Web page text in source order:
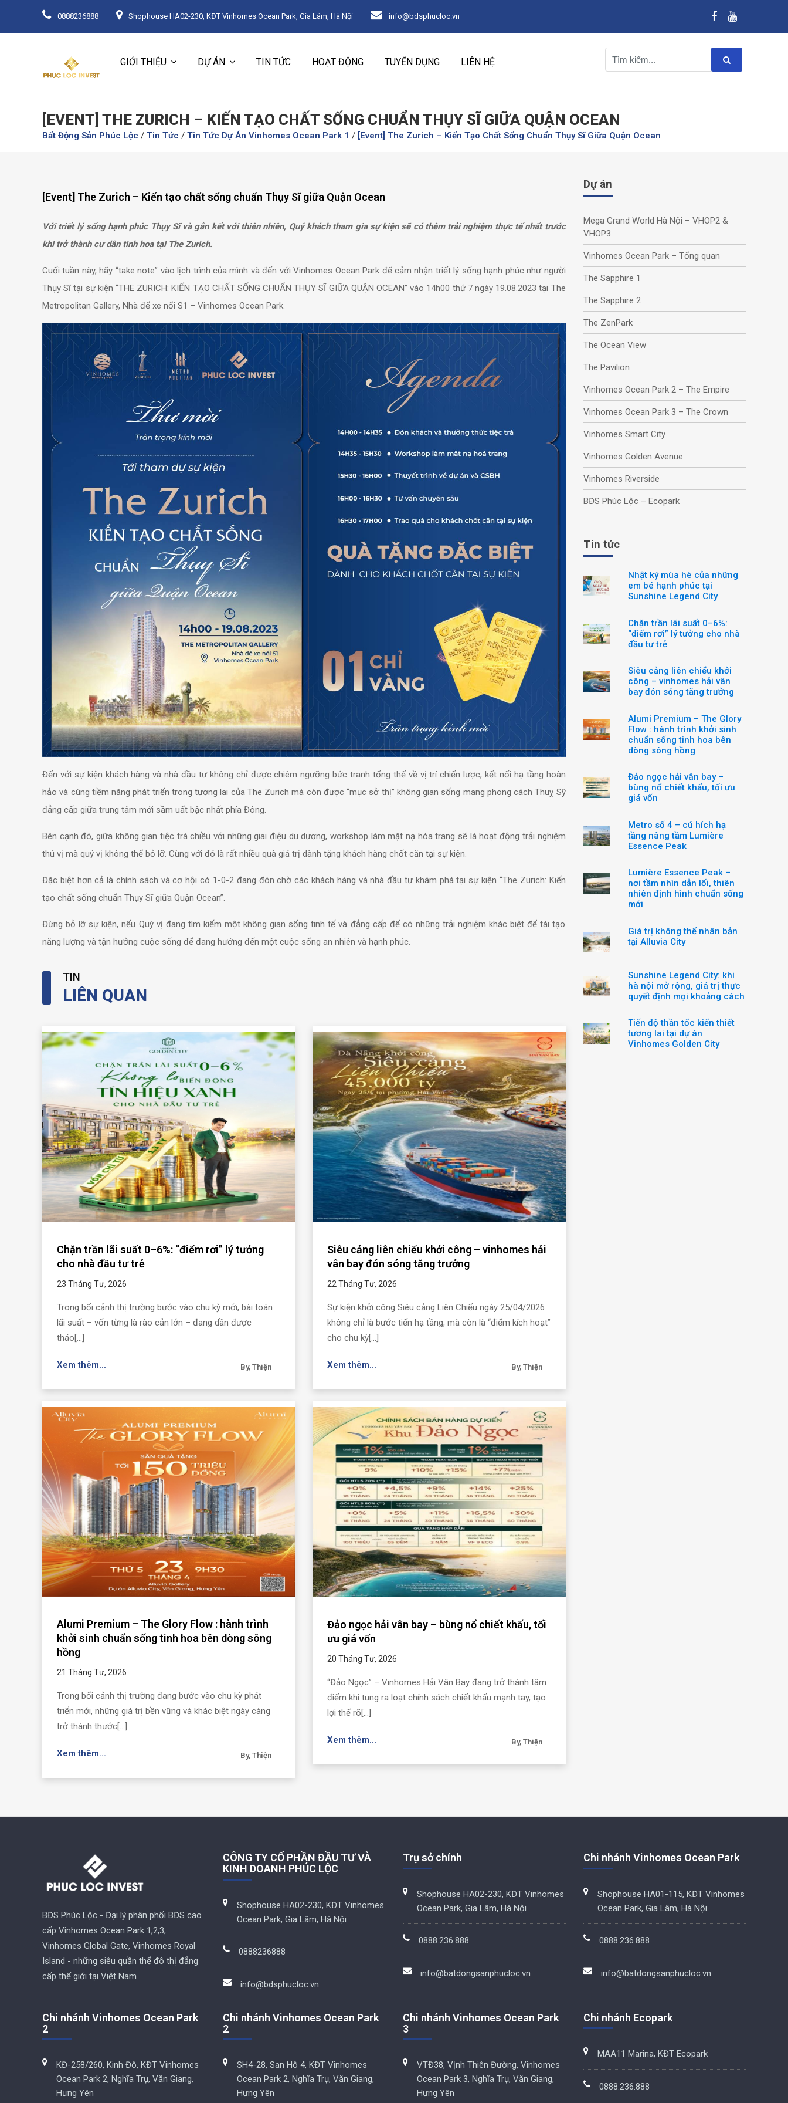
0888236888 Shophouse HA02-230, KĐT Vinhomes Ocean Park, Gia Lâm, Hà Nội info@bdsphucloc.vn
GIỚI THIỆU DỰ ÁN TIN TỨC HOẠT ĐỘNG TUYỂN DỤNG LIÊN HỆ
[EVENT] THE ZURICH – KIẾN TẠO CHẤT SỐNG CHUẨN THỤY SĨ GIỮA QUẬN OCEAN
Bất Động Sản Phúc Lộc / Tin Tức / Tin Tức Dự Án Vinhomes Ocean Park 1 / [Event] The Zurich – Kiến Tạo Chất Sống Chuẩn Thụy Sĩ Giữa Quận Ocean
[Event] The Zurich – Kiến tạo chất sống chuẩn Thụy Sĩ giữa Quận Ocean
Với triết lý sống hạnh phúc Thụy Sĩ và gắn kết với thiên nhiên, Quý khách tham gia sự kiện sẽ có thêm trải nghiệm thực tế nhất trước
khi trở thành cư dân tinh hoa tại The Zurich.
Cuối tuần này, hãy “take note” vào lịch trình của mình và đến với Vinhomes Ocean Park để cảm nhận triết lý sống hạnh phúc như người
Thụy Sĩ tại sự kiện “THE ZURICH: KIẾN TẠO CHẤT SỐNG CHUẨN THỤY SĨ GIỮA QUẬN OCEAN” vào 14h00 thứ 7 ngày 19.08.2023 tại The
Metropolitan Gallery, Nhà để xe nổi S1 – Vinhomes Ocean Park.
Đến với sự kiện khách hàng và nhà đầu tư không chỉ được chiêm ngưỡng bức tranh tổng thể về vị trí chiến lược, kết nối hạ tầng hoàn
hảo và cùng tiềm năng phát triển trong tương lai của The Zurich mà còn được “mục sở thị” không gian sống mang phong cách Thuỵ Sỹ
đẳng cấp giữa trung tâm mới sầm uất bậc nhất phía Đông.
️Bên cạnh đó, giữa không gian tiệc trà chiều với những giai điệu du dương, workshop làm mặt nạ hóa trang sẽ là hoạt động trải nghiệm
thú vị mà quý vị không thể bỏ lỡ. Cùng với đó là rất nhiều quà giá trị dành tặng khách hàng chốt căn tại sự kiện.
Đặc biệt hơn cả là chính sách và cơ hội có 1-0-2 đang đón chờ các khách hàng và nhà đầu tư khám phá tại sự kiện “The Zurich: Kiến
tạo chất sống chuẩn Thụy Sĩ giữa Quận Ocean”.
Đừng bỏ lỡ sự kiện, nếu Quý vị đang tìm kiếm một không gian sống tinh tế và đẳng cấp để có những trải nghiệm khác biệt để tái tạo
năng lượng và tận hưởng cuộc sống để đang hướng đến một cuộc sống an nhiên và hạnh phúc.
TIN
LIÊN QUAN
Chặn trần lãi suất 0–6%: “điểm rơi” lý tưởng
cho nhà đầu tư trẻ
23 Tháng Tư, 2026
Trong bối cảnh thị trường bước vào chu kỳ mới, bài toán
lãi suất – vốn từng là rào cản lớn – đang dần được
tháo[...]
Xem thêm... By, Thiện
Siêu cảng liên chiểu khởi công – vinhomes hải
vân bay đón sóng tăng trưởng
22 Tháng Tư, 2026
Sự kiện khởi công Siêu cảng Liên Chiểu ngày 25/04/2026
không chỉ là bước tiến hạ tầng, mà còn là “điểm kích hoạt”
cho chu kỳ[...]
Xem thêm... By, Thiện
Alumi Premium – The Glory Flow : hành trình
khởi sinh chuẩn sống tinh hoa bên dòng sông
hồng
21 Tháng Tư, 2026
Trong bối cảnh thị trường đang bước vào chu kỳ phát
triển mới, những giá trị bền vững và khác biệt ngày càng
trở thành thước[...]
Xem thêm... By, Thiện
Đảo ngọc hải vân bay – bùng nổ chiết khấu, tối
ưu giá vốn
20 Tháng Tư, 2026
“Đảo Ngọc” – Vinhomes Hải Vân Bay đang trở thành tâm
điểm khi tung ra loạt chính sách chiết khấu mạnh tay, tạo
lợi thế rõ[...]
Xem thêm... By, Thiện
Dự án
Mega Grand World Hà Nội – VHOP2 &
VHOP3
Vinhomes Ocean Park – Tổng quan
The Sapphire 1
The Sapphire 2
The ZenPark
The Ocean View
The Pavilion
Vinhomes Ocean Park 2 – The Empire
Vinhomes Ocean Park 3 – The Crown
Vinhomes Smart City
Vinhomes Golden Avenue
Vinhomes Riverside
BĐS Phúc Lộc – Ecopark
Tin tức
Nhật ký mùa hè của những
em bé hạnh phúc tại
Sunshine Legend City
Chặn trần lãi suất 0–6%:
“điểm rơi” lý tưởng cho nhà
đầu tư trẻ
Siêu cảng liên chiểu khởi
công – vinhomes hải vân
bay đón sóng tăng trưởng
Alumi Premium – The Glory
Flow : hành trình khởi sinh
chuẩn sống tinh hoa bên
dòng sông hồng
Đảo ngọc hải vân bay –
bùng nổ chiết khấu, tối ưu
giá vốn
Metro số 4 – cú hích hạ
tầng nâng tầm Lumière
Essence Peak
Lumière Essence Peak –
nơi tầm nhìn dẫn lối, thiên
nhiên định hình chuẩn sống
mới
Giá trị không thể nhân bản
tại Alluvia City
Sunshine Legend City: khi
hà nội mở rộng, giá trị thực
quyết định mọi khoảng cách
Tiến độ thần tốc kiến thiết
tương lai tại dự án
Vinhomes Golden City
BĐS Phúc Lộc - Đại lý phân phối BĐS cao
cấp Vinhomes Ocean Park 1,2,3;
Vinhomes Global Gate, Vinhomes Royal
Island - những siêu quần thể đô thị đẳng
cấp thế giới tại Việt Nam
CÔNG TY CỔ PHẦN ĐẦU TƯ VÀ
KINH DOANH PHÚC LỘC
Shophouse HA02-230, KĐT Vinhomes
Ocean Park, Gia Lâm, Hà Nội
0888236888
info@bdsphucloc.vn
Trụ sở chính
Shophouse HA02-230, KĐT Vinhomes
Ocean Park, Gia Lâm, Hà Nội
0888.236.888
info@batdongsanphucloc.vn
Chi nhánh Vinhomes Ocean Park
Shophouse HA01-115, KĐT Vinhomes
Ocean Park, Gia Lâm, Hà Nội
0888.236.888
info@batdongsanphucloc.vn
Chi nhánh Vinhomes Ocean Park
2
KĐ-258/260, Kinh Đô, KĐT Vinhomes
Ocean Park 2, Nghĩa Trụ, Văn Giang,
Hưng Yên
Chi nhánh Vinhomes Ocean Park
2
SH4-28, San Hô 4, KĐT Vinhomes
Ocean Park 2, Nghĩa Trụ, Văn Giang,
Hưng Yên
Chi nhánh Vinhomes Ocean Park
3
VTĐ38, Vịnh Thiên Đường, Vinhomes
Ocean Park 3, Nghĩa Trụ, Văn Giang,
Hưng Yên
Chi nhánh Ecopark
MAA11 Marina, KĐT Ecopark
0888.236.888